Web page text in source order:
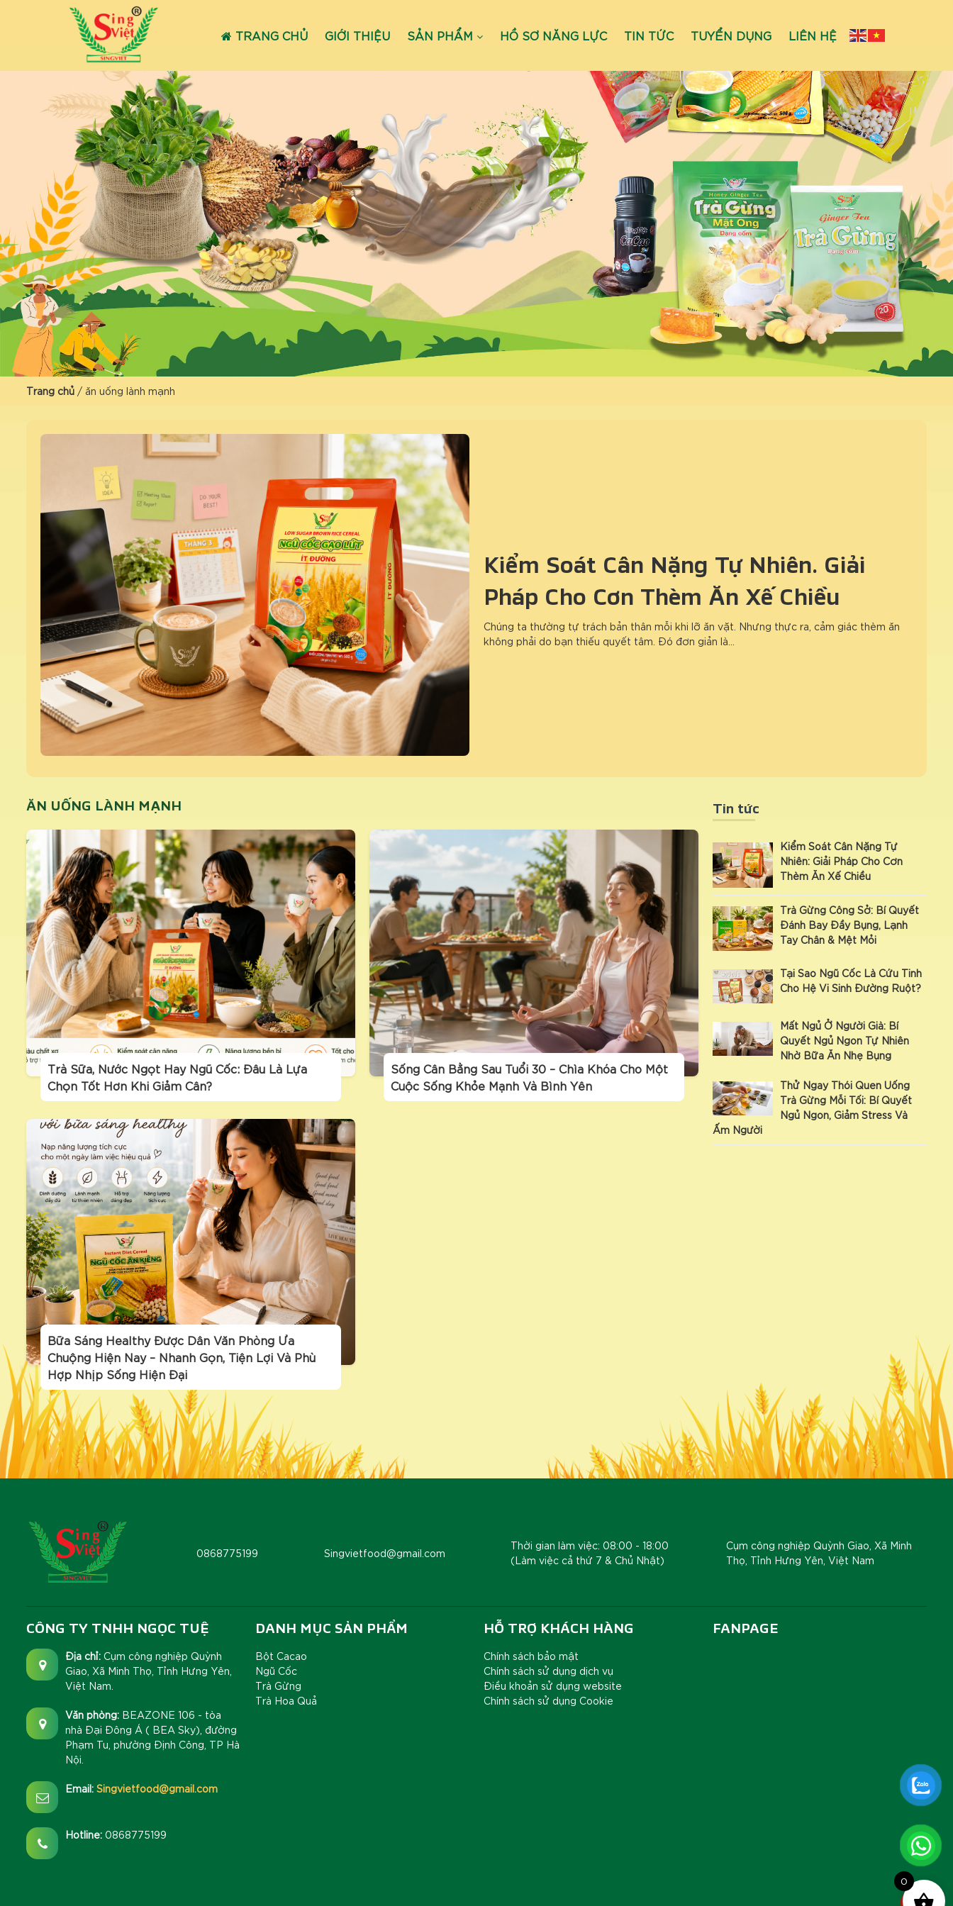
TRANG CHỦ GIỚI THIỆU SẢN PHẨM HỒ SƠ NĂNG LỰC TIN TỨC TUYỂN DỤNG LIÊN HỆ
Trang chủ / ăn uống lành mạnh
Kiểm Soát Cân Nặng Tự Nhiên: Giải
Pháp Cho Cơn Thèm Ăn Xế Chiều
Chúng ta thường tự trách bản thân mỗi khi lỡ ăn vặt. Nhưng thực ra, cảm giác thèm ăn
không phải do bạn thiếu quyết tâm. Đó đơn giản là…
ĂN UỐNG LÀNH MẠNH
Trà Sữa, Nước Ngọt Hay Ngũ Cốc: Đâu Là Lựa
Chọn Tốt Hơn Khi Giảm Cân?
Sống Cân Bằng Sau Tuổi 30 – Chìa Khóa Cho Một
Cuộc Sống Khỏe Mạnh Và Bình Yên
Bữa Sáng Healthy Được Dân Văn Phòng Ưa
Chuộng Hiện Nay – Nhanh Gọn, Tiện Lợi Và Phù
Hợp Nhịp Sống Hiện Đại
Tin tức
Kiểm Soát Cân Nặng Tự
Nhiên: Giải Pháp Cho Cơn
Thèm Ăn Xế Chiều
Trà Gừng Công Sở: Bí Quyết
Đánh Bay Đầy Bụng, Lạnh
Tay Chân & Mệt Mỏi
Tại Sao Ngũ Cốc Là Cứu Tinh
Cho Hệ Vi Sinh Đường Ruột?
Mất Ngủ Ở Người Già: Bí
Quyết Ngủ Ngon Tự Nhiên
Nhờ Bữa Ăn Nhẹ Bụng
Thử Ngay Thói Quen Uống
Trà Gừng Mỗi Tối: Bí Quyết
Ngủ Ngon, Giảm Stress Và
Ấm Người
0868775199 Singvietfood@gmail.com
Thời gian làm việc: 08:00 - 18:00
(Làm việc cả thứ 7 & Chủ Nhật)
Cụm công nghiệp Quỳnh Giao, Xã Minh
Thọ, Tỉnh Hưng Yên, Việt Nam
CÔNG TY TNHH NGỌC TUỆ
Địa chỉ: Cụm công nghiệp Quỳnh
Giao, Xã Minh Thọ, Tỉnh Hưng Yên,
Việt Nam.
Văn phòng: BEAZONE 106 - tòa
nhà Đại Đông Á ( BEA Sky), đường
Phạm Tu, phường Định Công, TP Hà
Nội.
Email: Singvietfood@gmail.com
Hotline: 0868775199
DANH MỤC SẢN PHẨM
Bột Cacao
Ngũ Cốc
Trà Gừng
Trà Hoa Quả
HỖ TRỢ KHÁCH HÀNG
Chính sách bảo mật
Chính sách sử dụng dịch vụ
Điều khoản sử dụng website
Chính sách sử dụng Cookie
FANPAGE
0